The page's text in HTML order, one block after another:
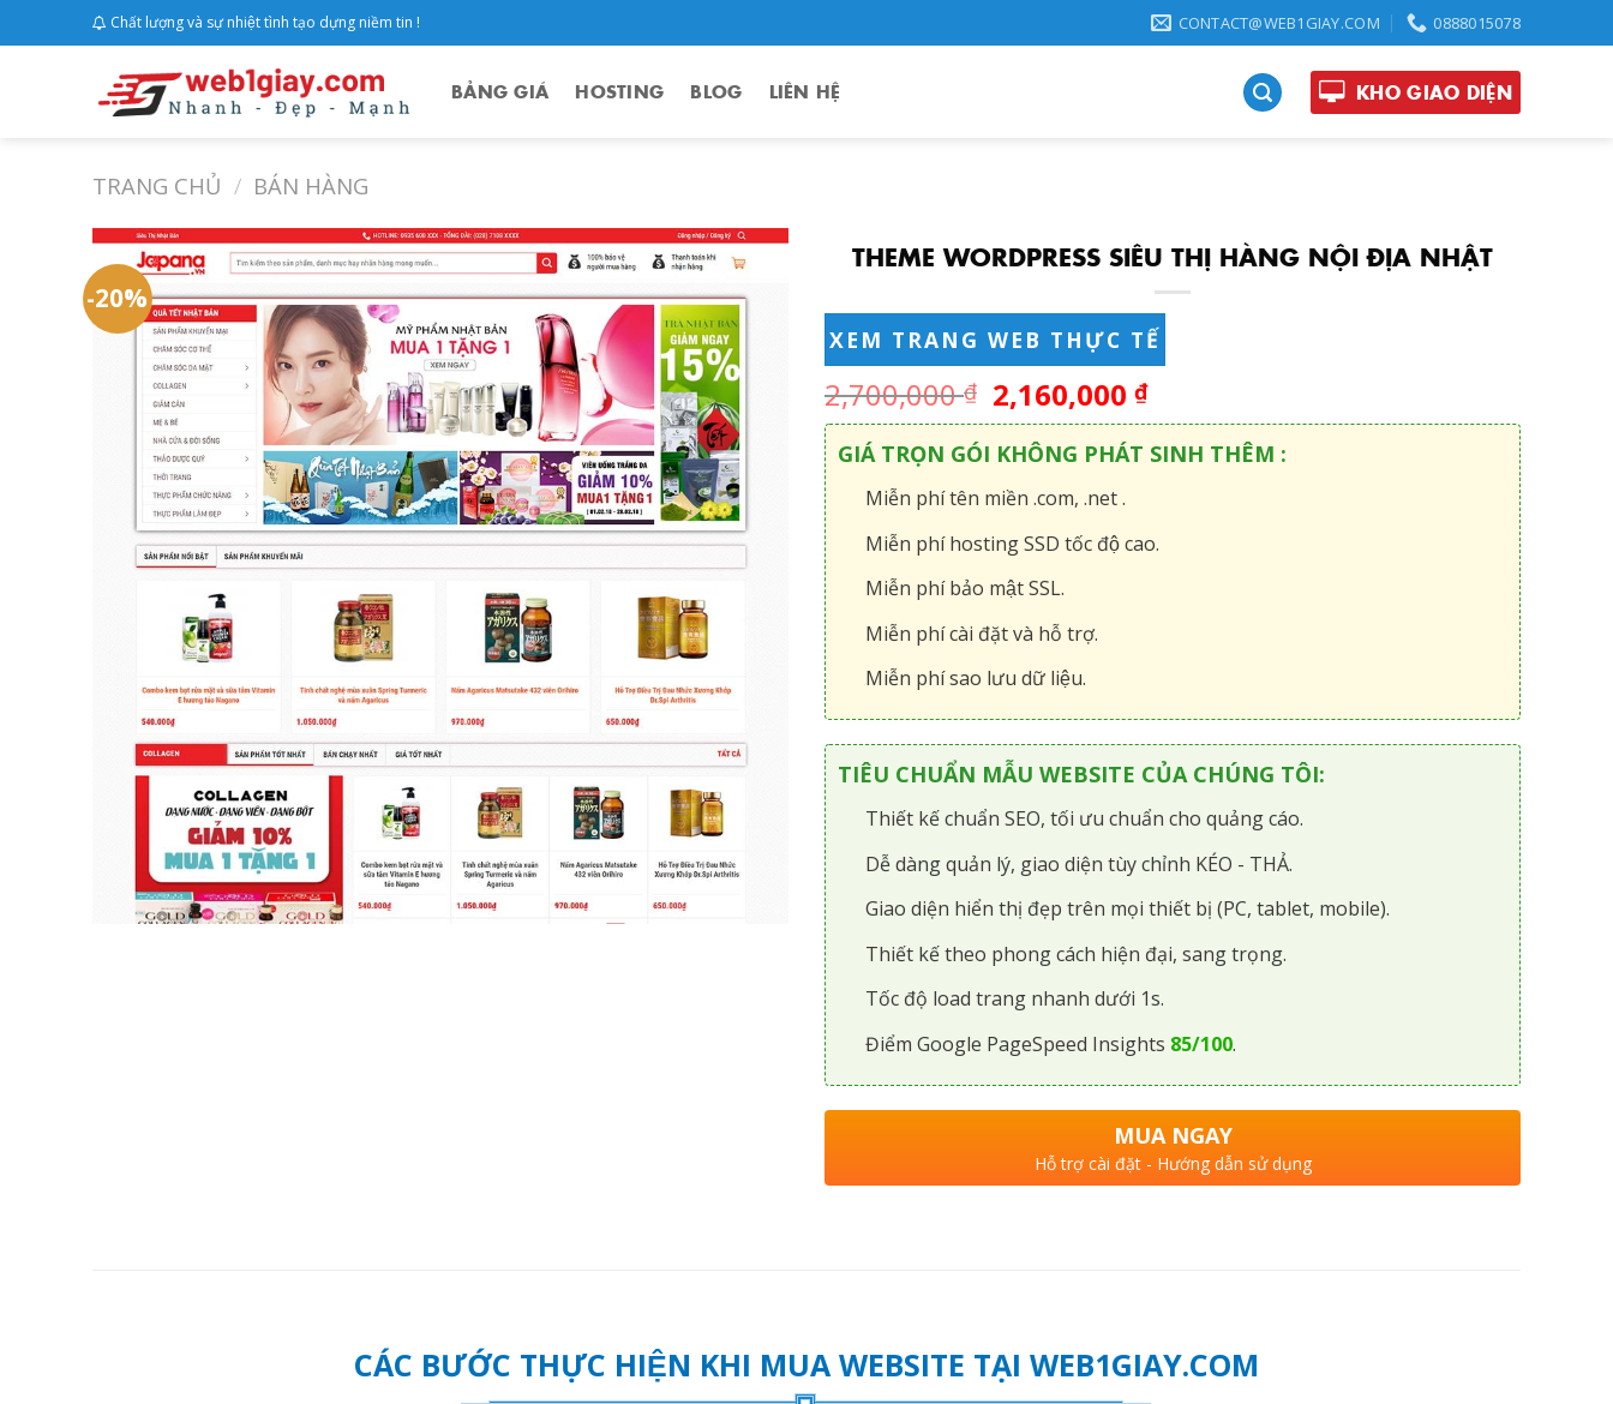
to
Chất lượng và sự nhiệt tình tạo dựng niềm tin ! CONTACT@WEB1GIAY.COM 0888015078
BẢNG GIÁ HOSTING BLOG LIÊN HỆ KHO GIAO DIỆN
TRANG CHỦ / BÁN HÀNG
-20%
THEME WORDPRESS SIÊU THỊ HÀNG NỘI ĐỊA NHẬT
XEM TRANG WEB THỰC TẾ
2,700,000₫ 2,160,000₫
GIÁ TRỌN GÓI KHÔNG PHÁT SINH THÊM :
Miễn phí tên miền .com, .net .
Miễn phí hosting SSD tốc độ cao.
Miễn phí bảo mật SSL.
Miễn phí cài đặt và hỗ trợ.
Miễn phí sao lưu dữ liệu.
TIÊU CHUẨN MẪU WEBSITE CỦA CHÚNG TÔI:
Thiết kế chuẩn SEO, tối ưu chuẩn cho quảng cáo.
Dễ dàng quản lý, giao diện tùy chỉnh KÉO - THẢ.
Giao diện hiển thị đẹp trên mọi thiết bị (PC, tablet, mobile).
Thiết kế theo phong cách hiện đại, sang trọng.
Tốc độ load trang nhanh dưới 1s.
Điểm Google PageSpeed Insights 85/100.
MUA NGAY
Hỗ trợ cài đặt - Hướng dẫn sử dụng
CÁC BƯỚC THỰC HIỆN KHI MUA WEBSITE TẠI WEB1GIAY.COM